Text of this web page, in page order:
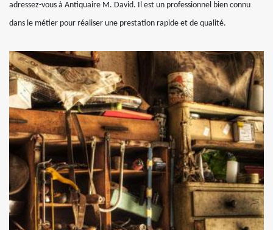
adressez-vous à Antiquaire M. David. Il est un professionnel bien connu
dans le métier pour réaliser une prestation rapide et de qualité.